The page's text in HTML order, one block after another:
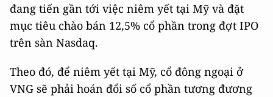
đang tiến gần tới việc niêm yết tại Mỹ và đặt
mục tiêu chào bán 12,5% cổ phần trong đợt IPO
trên sàn Nasdaq.
Theo đó, để niêm yết tại Mỹ, cổ đông ngoại ở
VNG sẽ phải hoán đổi số cổ phần tương đương